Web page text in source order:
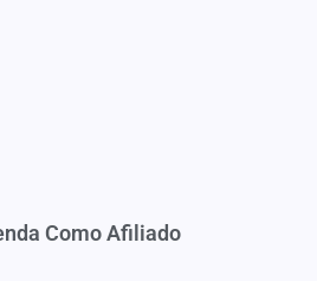
Como Afiliado